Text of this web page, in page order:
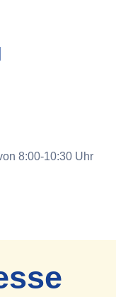
8:00-10:30 Uhr